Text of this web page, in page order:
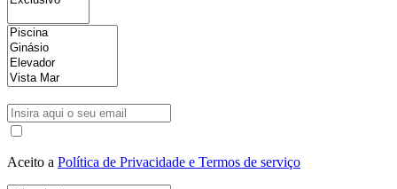
Aceito a Política de Privacidade e Termos de serviço